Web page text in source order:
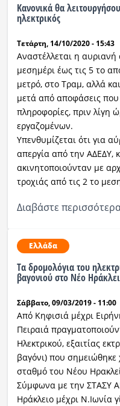
Κανονικά θα
ηλεκτρικός
Τετάρτη, 14/10/2020 - 15:43
Αναστέλλεται η
μεσημέρι έως τις 5 το
μετρό, στο Τραμ, αλλά
μετά από αποφάσεις
πληροφορίες, πριν λίγη
εργαζομένων.
Υπενθυμίζεται ότι για
απεργία από την ΑΔΕΔΥ,
ακινητοποιούνταν με
τροχιάς από τις 2 το
Διαβάστε
Ελλάδα
Tα δρομολόγια του
βαγονιού στο Nέο
Σάββατο, 09/03/2019 - 11:00
Από Κηφισιά μέχρι
Πειραιά
Ηλεκτρικού, εξαιτίας
βαγόνι) που
σταθμό του Νέου
Σύμφωνα με την ΣΤΑΣΥ
Ηράκλειο μέχρι Ν.Ιωνία